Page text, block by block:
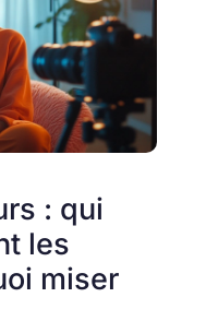
: qui
les
miser